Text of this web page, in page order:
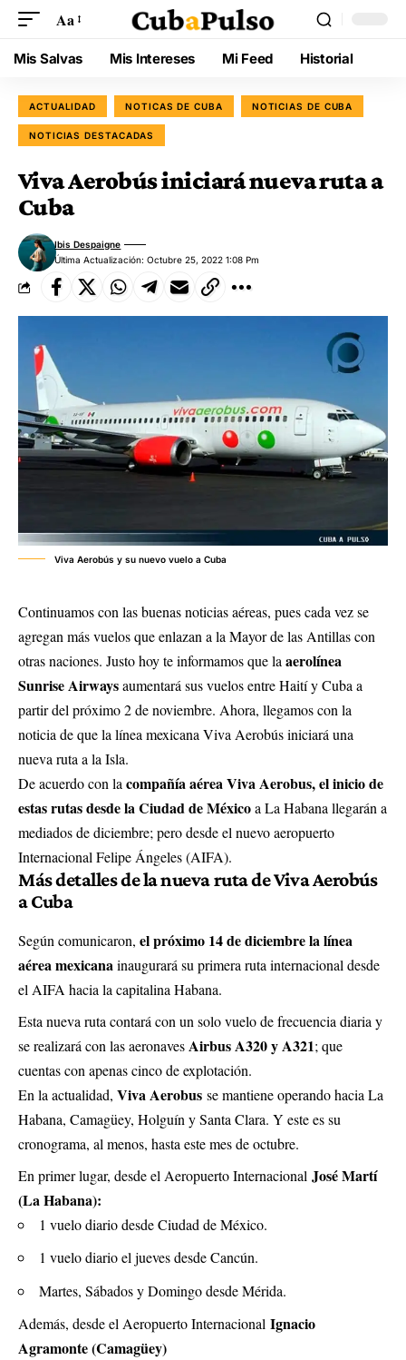
Aa
Mis Salvas Mis Intereses Mi Feed Historial
ACTUALIDAD NOTICAS DE CUBA NOTICIAS DE CUBA
NOTICIAS DESTACADAS
Viva Aerobús iniciará nueva ruta a
Cuba
Última Actualización: Octubre 25, 2022 1:08 Pm
Ibis Despaigne
Viva Aerobús y su nuevo vuelo a Cuba
Continuamos con las buenas noticias aéreas, pues cada vez se
agregan más vuelos que enlazan a la Mayor de las Antillas con
otras naciones. Justo hoy te informamos que la aerolínea
Sunrise Airwaysaumentará sus vuelos entre Haití y Cuba a
partir del próximo 2 de noviembre. Ahora, llegamos con la
noticia de que la línea mexicana Viva Aerobús iniciará una
nueva ruta a la Isla.
De acuerdo con la compañía aérea Viva Aerobus, el inicio de
estas rutas desde la Ciudad de Méxicoa La Habana llegarán a
mediados de diciembre; pero desde el nuevo aeropuerto
Internacional Felipe Ángeles (AIFA).
Más detalles de la nueva ruta de Viva Aerobús
a Cuba
Según comunicaron, el próximo 14 de diciembre la línea
aérea mexicanainaugurará su primera ruta internacional desde
el AIFA hacia la capitalina Habana.
Esta nueva ruta contará con un solo vuelo de frecuencia diaria y
se realizará con las aeronavesAirbus A320 y A321; que
cuentas con apenas cinco de explotación.
En la actualidad, Viva Aerobus se mantiene operando hacia La
Habana, Camagüey, Holguín y Santa Clara. Y este es su
cronograma, al menos, hasta este mes de octubre.
En primer lugar, desde el Aeropuerto Internacional José Martí
(La Habana):
1 vuelo diario desde Ciudad de México.
1 vuelo diario el jueves desde Cancún.
Martes, Sábados y Domingo desde Mérida.
Además, desde el Aeropuerto Internacional Ignacio
Agramonte (Camagüey)